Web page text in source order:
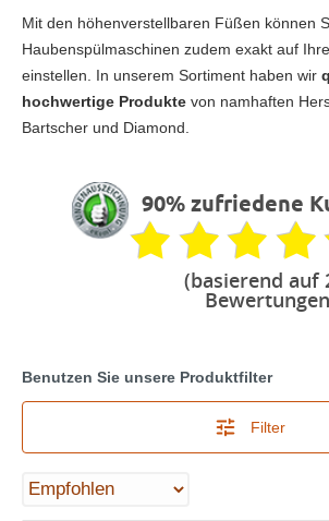
Mit den höhenverstellbaren Füßen können
Haubenspülmaschinen zudem exakt auf
einstellen. In unserem Sortiment haben wir
hochwertige Produkte von namhaften
Bartscher und Diamond.
90% zufriedene
(basierend auf
Benutzen Sie unsere Produktfilter
Filter